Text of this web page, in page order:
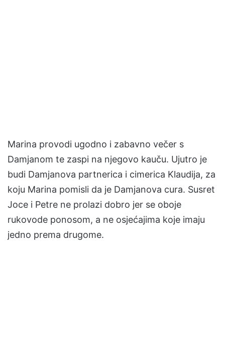
Marina provodi ugodno i zabavno večer s
Damjanom te zaspi na njegovo kauču. Ujutro je
budi Damjanova partnerica i cimerica Klaudija, za
koju Marina pomisli da je Damjanova cura. Susret
Joce i Petre ne prolazi dobro jer se oboje
rukovode ponosom, a ne osjećajima koje imaju
jedno prema drugome.